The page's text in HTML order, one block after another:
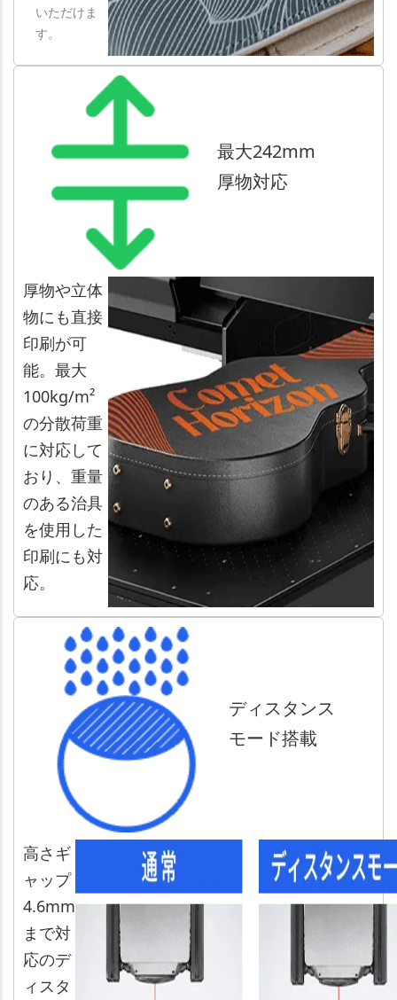
いただけま
す。
最大242mm
厚物対応
厚物や立体
物にも直接
印刷が可
能。最大
100kg/m²
の分散荷重
に対応して
おり、重量
のある治具
を使用した
印刷にも対
応。
ディスタンス
モード搭載
高さギ
ャップ
4.6mm
まで対
応のデ
ィスタ